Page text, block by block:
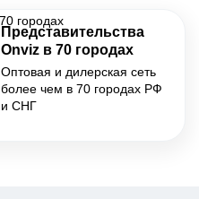
Представительства
Onviz в 70 городах
Оптовая и дилерская сеть
более чем в 70 городах РФ
и СНГ